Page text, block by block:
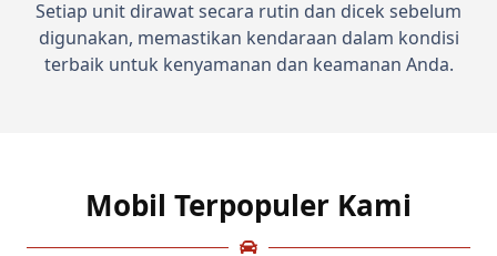
Setiap unit dirawat secara rutin dan dicek sebelum
digunakan, memastikan kendaraan dalam kondisi
terbaik untuk kenyamanan dan keamanan Anda.
Mobil Terpopuler Kami